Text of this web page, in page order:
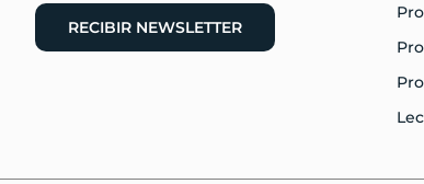
RECIBIR NEWSLETTER